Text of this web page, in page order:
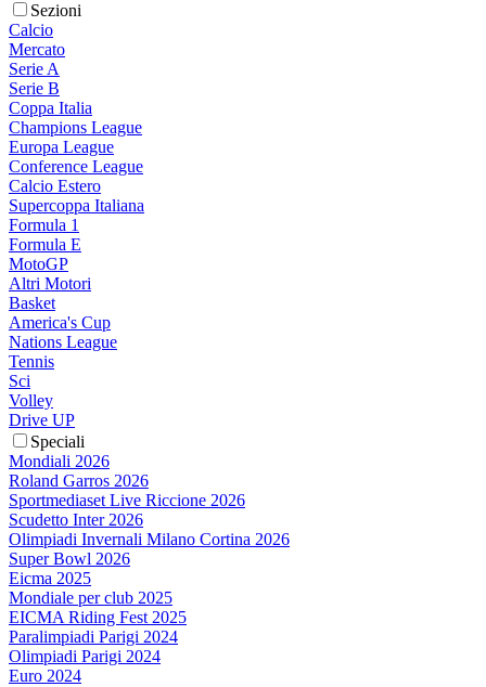
Sezioni
Calcio
Mercato
Serie A
Serie B
Coppa Italia
Champions League
Europa League
Conference League
Calcio Estero
Supercoppa Italiana
Formula 1
Formula E
MotoGP
Altri Motori
Basket
America's Cup
Nations League
Tennis
Sci
Volley
Drive UP
Speciali
Mondiali 2026
Roland Garros 2026
Sportmediaset Live Riccione 2026
Scudetto Inter 2026
Olimpiadi Invernali Milano Cortina 2026
Super Bowl 2026
Eicma 2025
Mondiale per club 2025
EICMA Riding Fest 2025
Paralimpiadi Parigi 2024
Olimpiadi Parigi 2024
Euro 2024